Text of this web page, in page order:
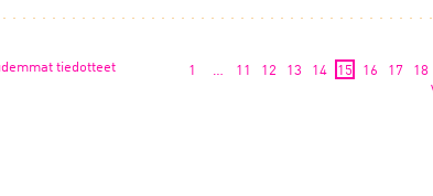
tiedotteet 1 … 11 12 13 14 15 16 17 18